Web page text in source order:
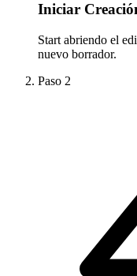
Iniciar
Start abriendo el
nuevo borrador.
Paso 2